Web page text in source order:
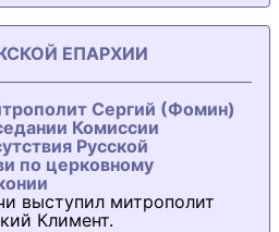
ЕПАРХИИ
Сергий (Фомин)
Комиссии
Русской
по церковному
выступил митрополит
Климент.